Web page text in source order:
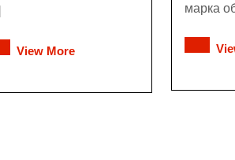
View More
марка